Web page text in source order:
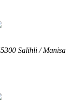
Salihli / Manisa